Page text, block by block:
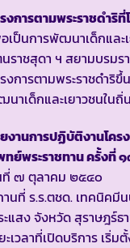
งการตามพระราชดำริ
เป็นการพัฒนาเด็กแล
ราชสุดา ฯ สยามบรมร
งการตามพระราชดำริขึ้
าเด็กและเยาวชนใน
งานการปฏิบัติงานโคร
ย์พระราชทาน ครั้งที่
ที่ ๗ ตุลาคม ๒๕๔๐
นที่ ร.ร.ตชด. เทคนิคมี
แสง จังหวัด สุราษฎร์ธ
ะเวลาที่เปิดบริการ เริ่